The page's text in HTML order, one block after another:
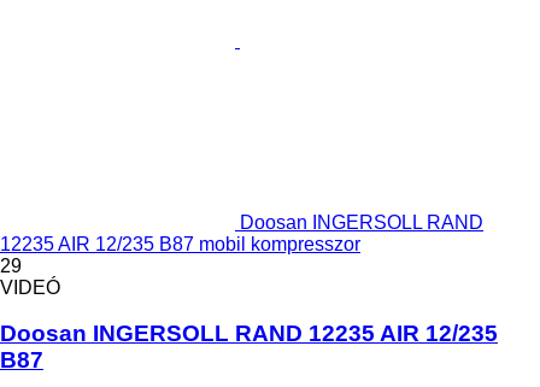
Doosan INGERSOLL RAND
12235 AIR 12/235 B87 mobil kompresszor
29
VIDEÓ
Doosan INGERSOLL RAND 12235 AIR 12/235
B87